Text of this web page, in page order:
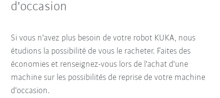
d'occasion
Si vous n'avez plus besoin de votre robot KUKA, nous
étudions la possibilité de vous le racheter. Faites des
économies et renseignez-vous lors de l'achat d'une
machine sur les possibilités de reprise de votre machine
d'occasion.